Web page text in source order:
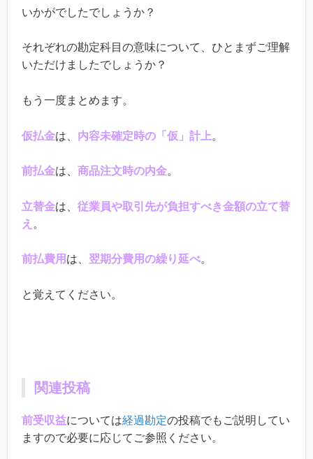
いかがでしたでしょうか？
それぞれの勘定科目の意味について、ひとまずご理解
いただけましたでしょうか？
もう一度まとめます。
仮払金は、 内容未確定時の「仮」計上。
前払金は、 商品注文時の内金。
立替金は、 従業員や取引先が負担すべき金額の立て替
え 。
前払費用 は、 翌期分費用の繰り延べ。
と覚えてください。
関連投稿
前受収益については経過勘定の投稿でもご説明してい
ますので必要に応じてご参照ください。